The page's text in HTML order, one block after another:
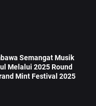
Semangat Musik
Melalui 2025 Round
Mint Festival 2025